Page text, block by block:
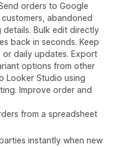
orders to Google
abandoned
details. Bulk edit directly
back in seconds. Keep
daily updates. Export
options from other
Looker Studio using
Improve order and
from a spreadsheet
instantly when new